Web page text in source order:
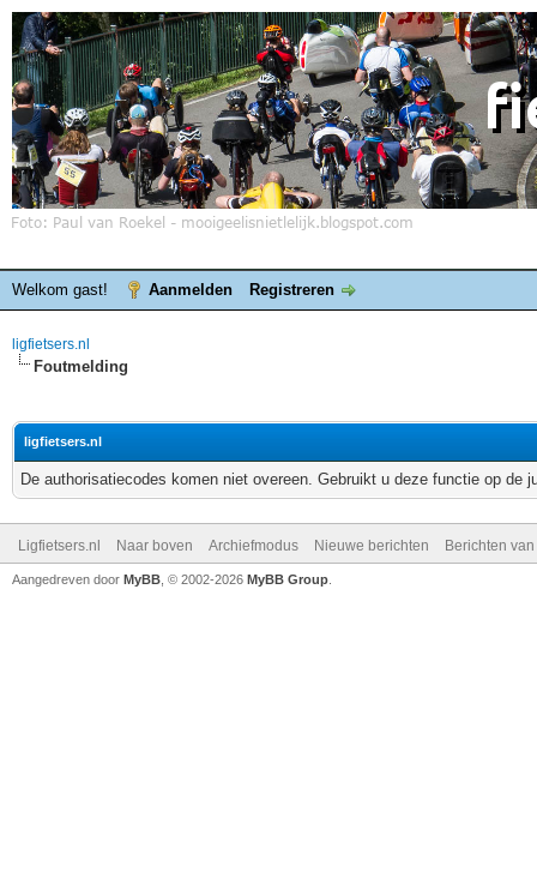
Welkom gast! Aanmelden Registreren
ligfietsers.nl
Foutmelding
ligfietsers.nl
De authorisatiecodes komen niet overeen. Gebruikt u deze functie op de
Ligfietsers.nl Naar boven Archiefmodus Nieuwe berichten Berichten
Aangedreven door MyBB , © 2002-2026 MyBB Group